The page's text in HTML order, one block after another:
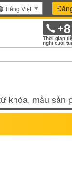
Tiếng Việt
+
Thời gian
nghỉ cuối
khóa, mẫu sản